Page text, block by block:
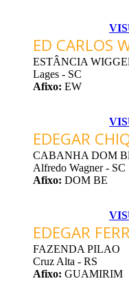
ED CARLOS
ESTÂNCIA
Lages - SC
Afixo: EW
EDEGAR
CABANHA DOM
Alfredo Wagner - SC
Afixo: DOM BE
EDEGAR
FAZENDA PILAO
Cruz Alta - RS
Afixo: GUAMIRIM